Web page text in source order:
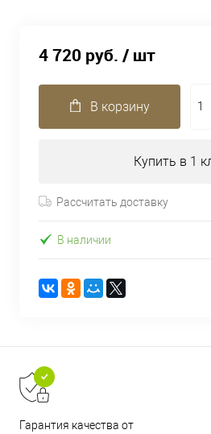
4 720 руб. / шт
В корзину
Купить в 1
Рассчитать доставку
В наличии
Гарантия качества от